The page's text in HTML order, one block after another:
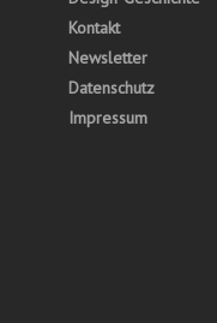
Kontakt
Newsletter
Datenschutz
Impressum